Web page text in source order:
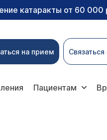
катаракты от 60 000
на прием
Пациентам